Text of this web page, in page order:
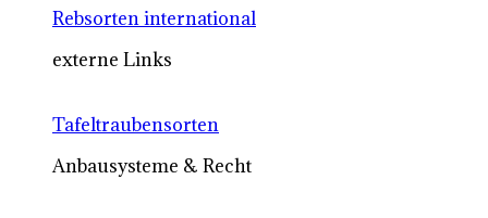
Rebsorten international
externe Links
Tafeltraubensorten
Anbausysteme & Recht